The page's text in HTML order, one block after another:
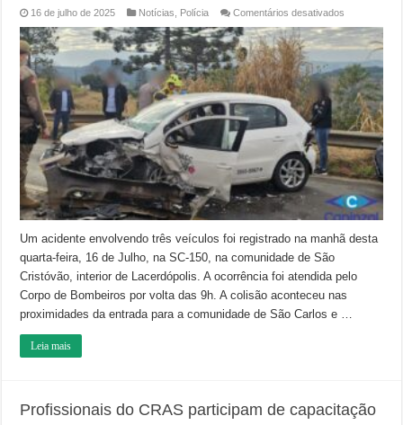
16 de julho de 2025 Notícias Polícia Comentários desativados
da
Rede
Feminina
de
Combate
ao
Câncer
de
Capinzal
se
envolve
em
acidente
na
SC-
150,
em
Lacerdópolis
Um acidente envolvendo três veículos foi registrado na manhã desta
quarta-feira, 16 de Julho, na SC-150, na comunidade de São
Cristóvão, interior de Lacerdópolis. A ocorrência foi atendida pelo
Corpo de Bombeiros por volta das 9h. A colisão aconteceu nas
proximidades da entrada para a comunidade de São Carlos e …
Leia mais
Profissionais do CRAS participam de capacitação